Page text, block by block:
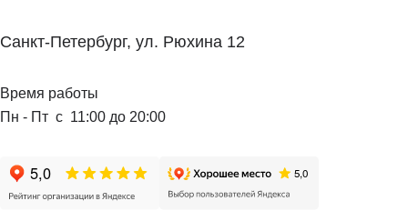
Санкт-Петербург, ул. Рюхина 12
Время работы
Пн - Пт с 11:00 до 20:00